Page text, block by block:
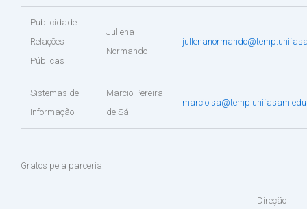
Publicidade
Relações
Públicas
Jullena
Normando
Sistemas de
Informação
Marcio Pereira
de Sá
Gratos pela parceria.
Direção